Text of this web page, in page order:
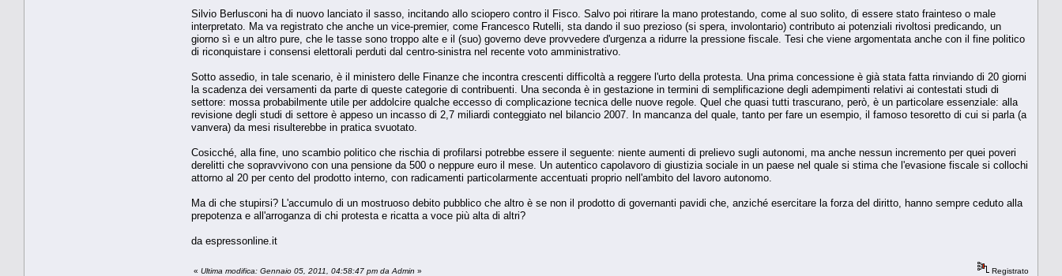
Silvio Berlusconi ha di nuovo lanciato il sasso, incitando allo sciopero contro il Fisco. Salvo poi ritirare la mano protestando, come al suo solito, di essere stato frainteso o male
interpretato. Ma va registrato che anche un vice-premier, come Francesco Rutelli, sta dando il suo prezioso (si spera, involontario) contributo ai potenziali rivoltosi predicando, un
giorno sì e un altro pure, che le tasse sono troppo alte e il (suo) governo deve provvedere d'urgenza a ridurre la pressione fiscale. Tesi che viene argomentata anche con il fine politico
di riconquistare i consensi elettorali perduti dal centro-sinistra nel recente voto amministrativo.
Sotto assedio, in tale scenario, è il ministero delle Finanze che incontra crescenti difficoltà a reggere l'urto della protesta. Una prima concessione è già stata fatta rinviando di 20 giorni
la scadenza dei versamenti da parte di queste categorie di contribuenti. Una seconda è in gestazione in termini di semplificazione degli adempimenti relativi ai contestati studi di
settore: mossa probabilmente utile per addolcire qualche eccesso di complicazione tecnica delle nuove regole. Quel che quasi tutti trascurano, però, è un particolare essenziale: alla
revisione degli studi di settore è appeso un incasso di 2,7 miliardi conteggiato nel bilancio 2007. In mancanza del quale, tanto per fare un esempio, il famoso tesoretto di cui si parla (a
vanvera) da mesi risulterebbe in pratica svuotato.
Cosicché, alla fine, uno scambio politico che rischia di profilarsi potrebbe essere il seguente: niente aumenti di prelievo sugli autonomi, ma anche nessun incremento per quei poveri
derelitti che sopravvivono con una pensione da 500 o neppure euro il mese. Un autentico capolavoro di giustizia sociale in un paese nel quale si stima che l'evasione fiscale si collochi
attorno al 20 per cento del prodotto interno, con radicamenti particolarmente accentuati proprio nell'ambito del lavoro autonomo.
Ma di che stupirsi? L'accumulo di un mostruoso debito pubblico che altro è se non il prodotto di governanti pavidi che, anziché esercitare la forza del diritto, hanno sempre ceduto alla
prepotenza e all'arroganza di chi protesta e ricatta a voce più alta di altri?
da espressonline.it
« Ultima modifica: Gennaio 05, 2011, 04:58:47 pm da Admin » Registrato